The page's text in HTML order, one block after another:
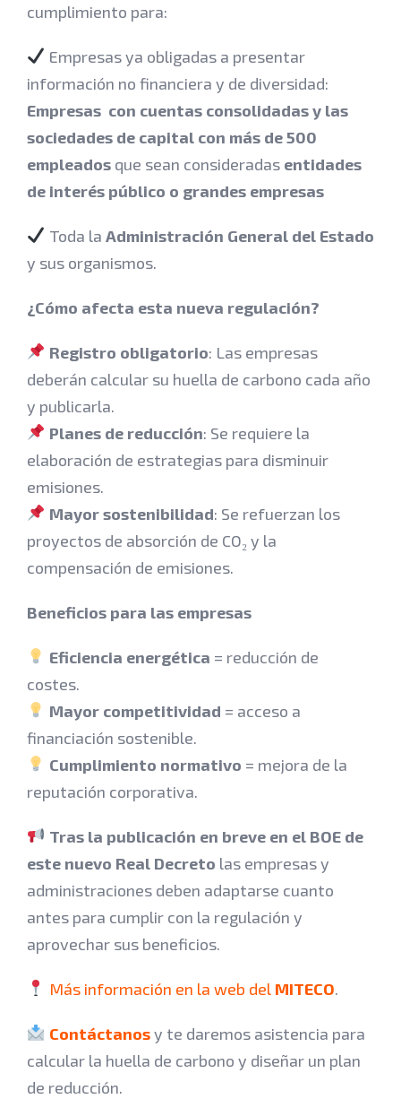
cumplimiento para:
Empresas ya obligadas a presentar
información no financiera y de diversidad:
Empresas con cuentas consolidadas y las
sociedades de capital con más de 500
empleados que sean consideradas entidades
de interés público o grandes empresas
Toda la Administración General del Estado
y sus organismos.
¿Cómo afecta esta nueva regulación?
Registro obligatorio: Las empresas
deberán calcular su huella de carbono cada año
y publicarla.
Planes de reducción: Se requiere la
elaboración de estrategias para disminuir
emisiones.
Mayor sostenibilidad: Se refuerzan los
proyectos de absorción de CO₂ y la
compensación de emisiones.
Beneficios para las empresas
Eficiencia energética = reducción de
costes.
Mayor competitividad = acceso a
financiación sostenible.
Cumplimiento normativo = mejora de la
reputación corporativa.
Tras la publicación en breve en el BOE de
este nuevo Real Decreto las empresas y
administraciones deben adaptarse cuanto
antes para cumplir con la regulación y
aprovechar sus beneficios.
Más información en la web del MITECO.
Contáctanosy te daremos asistencia para
calcular la huella de carbono y diseñar un plan
de reducción.